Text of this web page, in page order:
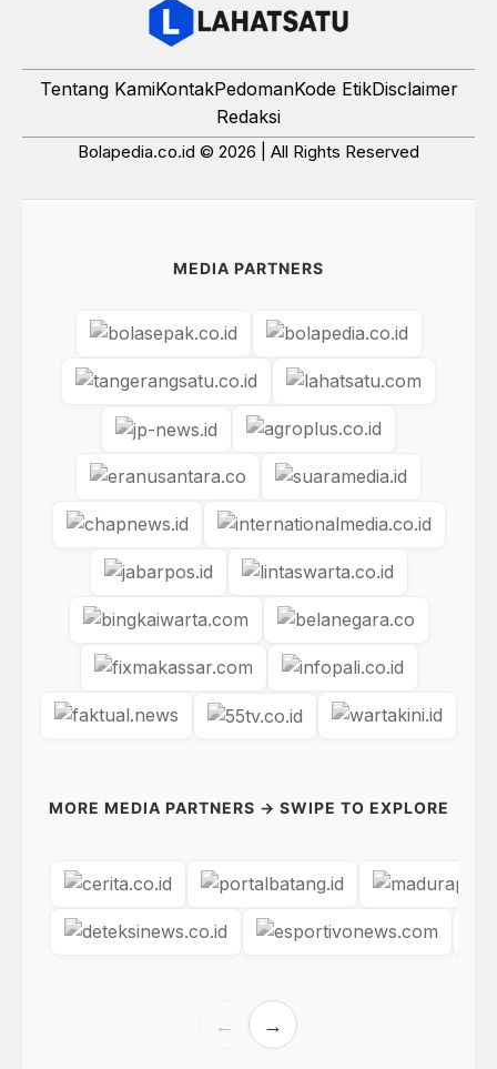
Tentang KamiKontakPedomanKode EtikDisclaimer
Redaksi
Bolapedia.co.id © 2026 | All Rights Reserved
MEDIA PARTNERS
MORE MEDIA PARTNERS → SWIPE TO EXPLORE
← →